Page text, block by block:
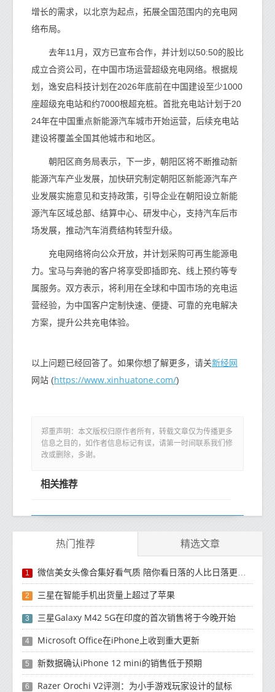
增长的需求，以北京为起点，拓展全国范围内的充电网
络布局。
去年11月，双方已宣布合作，并计划以50:50的股比
成立合资公司，在中国市场运营超级充电网络。根据规
划，逸安启科技计划在2026年底前在中国建设至少1000
座超级充电站和约7000根超充桩。首批充电站计划于20
24年在中国重点新能源汽车城市开始运营，后续充电站
建设将覆盖全国其他城市和地区。
朝阳区商务局表示，下一步，朝阳区将不断推动新
能源汽车产业发展，加快研究制定朝阳区新能源汽车产
业发展实施意见和支持政策，引导企业在朝阳设立新能
源汽车区域总部、结算中心、研发中心，支持汽车后市
场发展，推动汽车消费结构转型升级。
充电网络将向公众开放，并计划采购可再生能源电
力。宝马与奔驰的客户将享受即插即充、线上预约等专
属服务。双方表示，将利用在全球和中国市场的充电运
营经验，为中国客户定制快速、便捷、可靠的充电解决
方案，提升公共充电体验。
以上问题已经回答了。如果你想了解更多，请关新经网
网站 (https://www.xinhuatone.com/)
郑重声明：本文版权归原作者所有，转载文章仅为传播更多
信息之目的，如作者信息标记有误，请第一时间联系我们修
改或删除，多谢。
相关推荐
热门推荐 精选文章
1 微信美女头像合集好看气质 陪你看日落的人比日落更浪漫
2 三星在智能手机出货量上超过了苹果
3 三星Galaxy M42 5G在印度的首次销售将于今晚开始
4 Microsoft Office在iPhone上收到重大更新
5 新数据确认iPhone 12 mini的销售低于预期
6 Razer Orochi V2评测：为小手游戏玩家设计的鼠标